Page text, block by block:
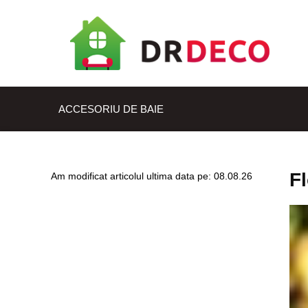
ACCESORIU DE BAIE
Am modificat articolul ultima data pe: 08.08.26